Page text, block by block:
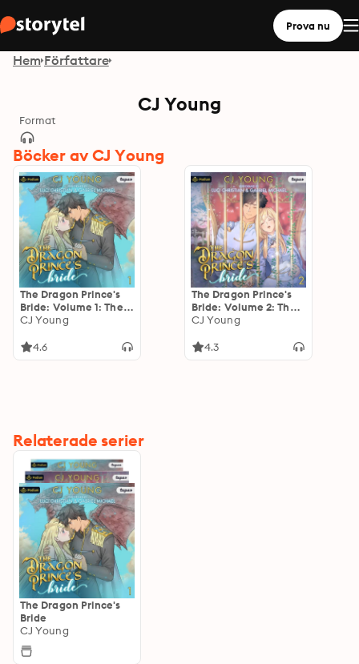
Prova nu
Hem Författare
CJ Young
Format
Böcker av CJ Young
The Dragon Prince's
Bride: Volume 1: The
Dragon Prince's Bride,
CJ Young
4.6
The Dragon Prince's
Bride: Volume 2: The
Dragon Prince's Bride,
CJ Young
4.3
Relaterade serier
The Dragon Prince's
Bride
CJ Young